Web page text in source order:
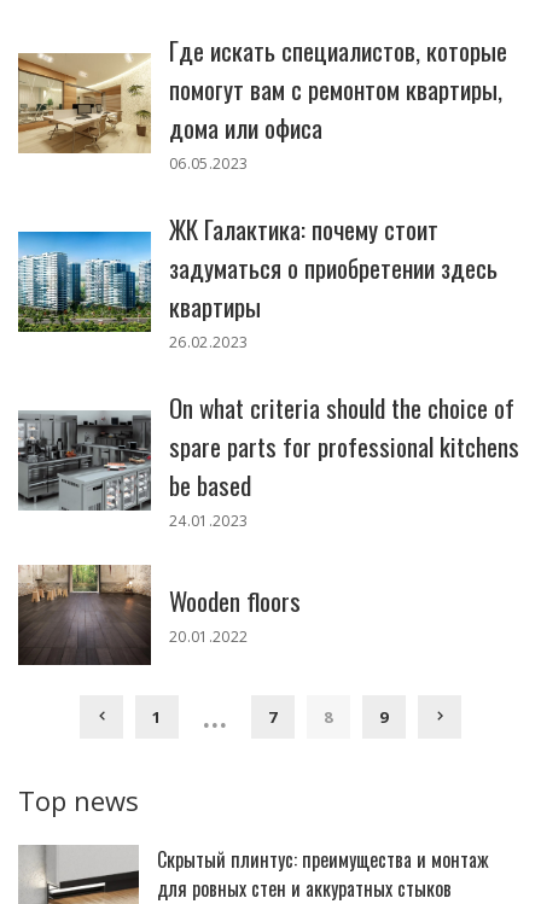
Где искать специалистов, которые
помогут вам с ремонтом квартиры,
дома или офиса
06.05.2023
ЖК Галактика: почему стоит
задуматься о приобретении здесь
квартиры
26.02.2023
On what criteria should the choice of
spare parts for professional kitchens
be based
24.01.2023
Wooden floors
20.01.2022
1 … 7 8 9
Top news
Скрытый плинтус: преимущества и монтаж
для ровных стен и аккуратных стыков